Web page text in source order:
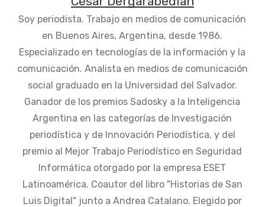
Soy periodista. Trabajo en medios de comunicación
en Buenos Aires, Argentina, desde 1986.
Especializado en tecnologías de la información y la
comunicación. Analista en medios de comunicación
social graduado en la Universidad del Salvador.
Ganador de los premios Sadosky a la Inteligencia
Argentina en las categorías de Investigación
periodística y de Innovación Periodística, y del
premio al Mejor Trabajo Periodístico en Seguridad
Informática otorgado por la empresa ESET
Latinoamérica. Coautor del libro "Historias de San
Luis Digital" junto a Andrea Catalano. Elegido por